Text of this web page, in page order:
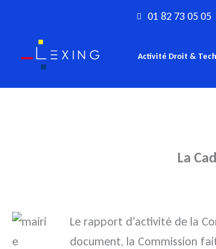
contenu
01 82 73 05 05
Activité Droit &
La
Le rapport d’activité de la
document, la Commission